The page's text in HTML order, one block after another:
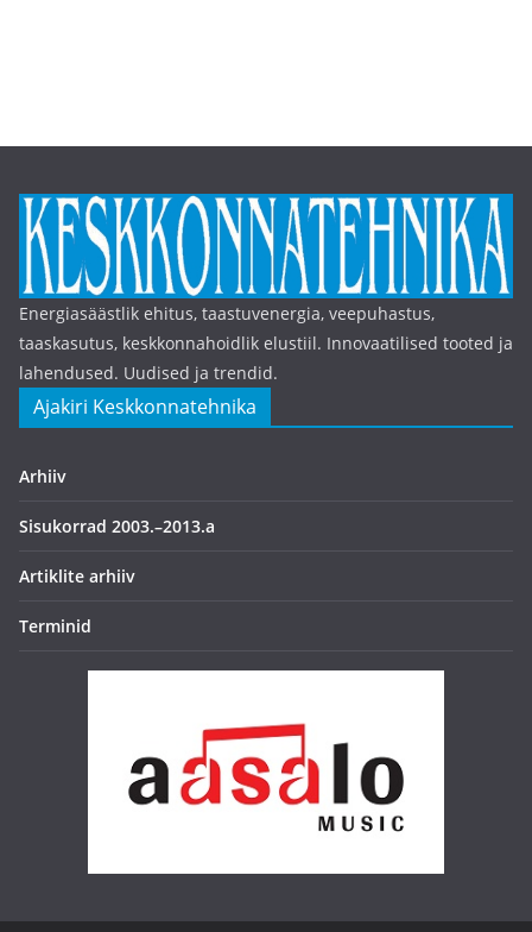
Energiasäästlik ehitus, taastuvenergia, veepuhastus,
taaskasutus, keskkonnahoidlik elustiil. Innovaatilised tooted ja
lahendused. Uudised ja trendid.
Ajakiri Keskkonnatehnika
Arhiiv
Sisukorrad 2003.–2013.a
Artiklite arhiiv
Terminid